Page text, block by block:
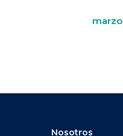
Nosotros